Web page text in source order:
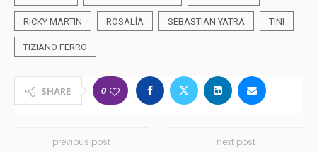
RICKY MARTIN ROSALÍA SEBASTIAN YATRA TINI
TIZIANO FERRO
SHARE 0
previous post next post